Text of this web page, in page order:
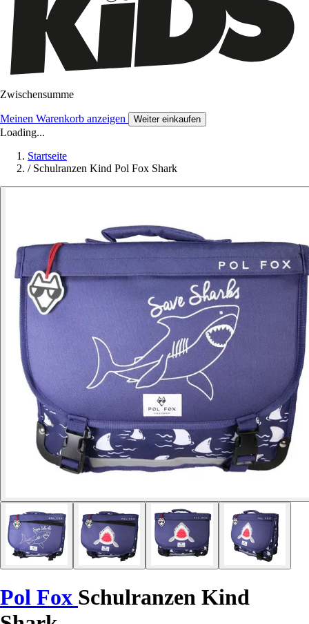
Zwischensumme
Meinen Warenkorb anzeigen Weiter einkaufen
Loading...
Startseite
/ Schulranzen Kind Pol Fox Shark
Pol Fox Schulranzen Kind